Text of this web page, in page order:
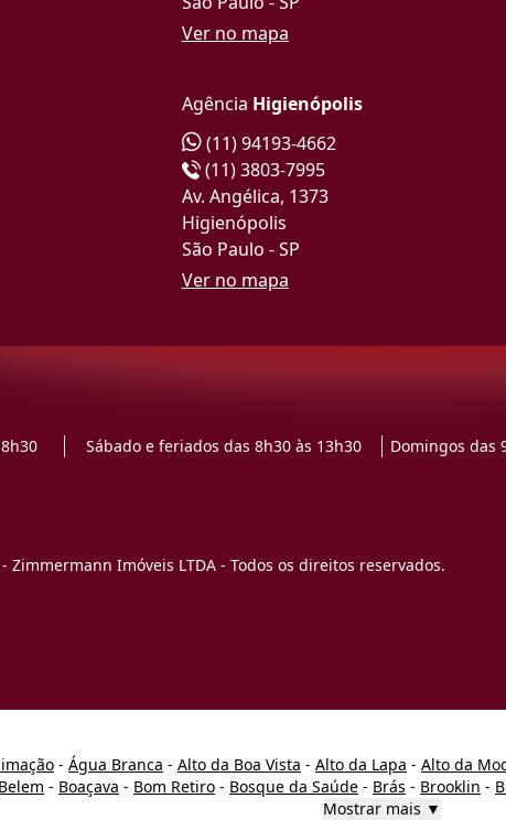
Ver no mapa
Agência Higienópolis
(11) 94193-4662
(11) 3803-7995
Av. Angélica, 1373
Higienópolis
São Paulo - SP
Ver no mapa
Sábado e feriados das 8h30 às 13h30 Domingos das
Zimmermann Imóveis LTDA - Todos os direitos reservados.
- Água Branca - Alto da Boa Vista - Alto da Lapa - Alto da
Belem - Boaçava - Bom Retiro - Bosque da Saúde - Brás - Brooklin -
Mostrar mais ▼